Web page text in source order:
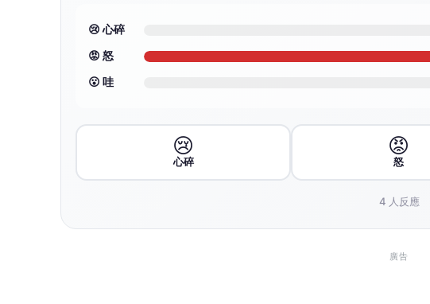
😢 心碎
😡 怒
😮 哇
😢
心碎
😡
怒
4 人反應
廣告